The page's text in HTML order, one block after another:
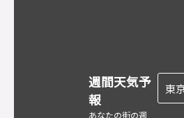
週間天気予
報
あなたの街の週